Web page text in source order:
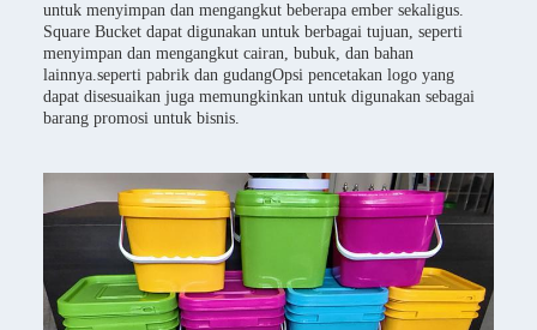
untuk menyimpan dan mengangkut beberapa ember sekaligus.
Square Bucket dapat digunakan untuk berbagai tujuan, seperti
menyimpan dan mengangkut cairan, bubuk, dan bahan
lainnya.seperti pabrik dan gudangOpsi pencetakan logo yang
dapat disesuaikan juga memungkinkan untuk digunakan sebagai
barang promosi untuk bisnis.